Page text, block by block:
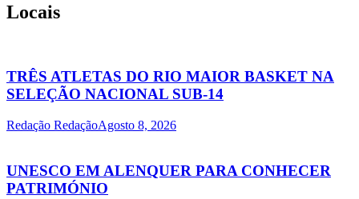
Locais
TRÊS ATLETAS DO RIO MAIOR BASKET NA
SELEÇÃO NACIONAL SUB-14
Redação RedaçãoAgosto 8, 2026
UNESCO EM ALENQUER PARA CONHECER
PATRIMÓNIO